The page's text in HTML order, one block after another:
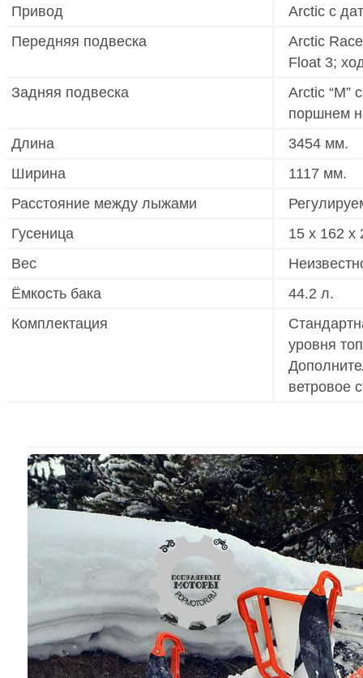
Привод
Arctic с
Передняя подвеска
Arctic
Float 3;
Задняя подвеска
Arctic “M”
поршнем
Длина
3454 мм.
Ширина
1117 мм.
Расстояние между лыжами
Гусеница
15 x 162 x
Вес
Ёмкость бака
44.2 л.
Комплектация
уровня
ветровое